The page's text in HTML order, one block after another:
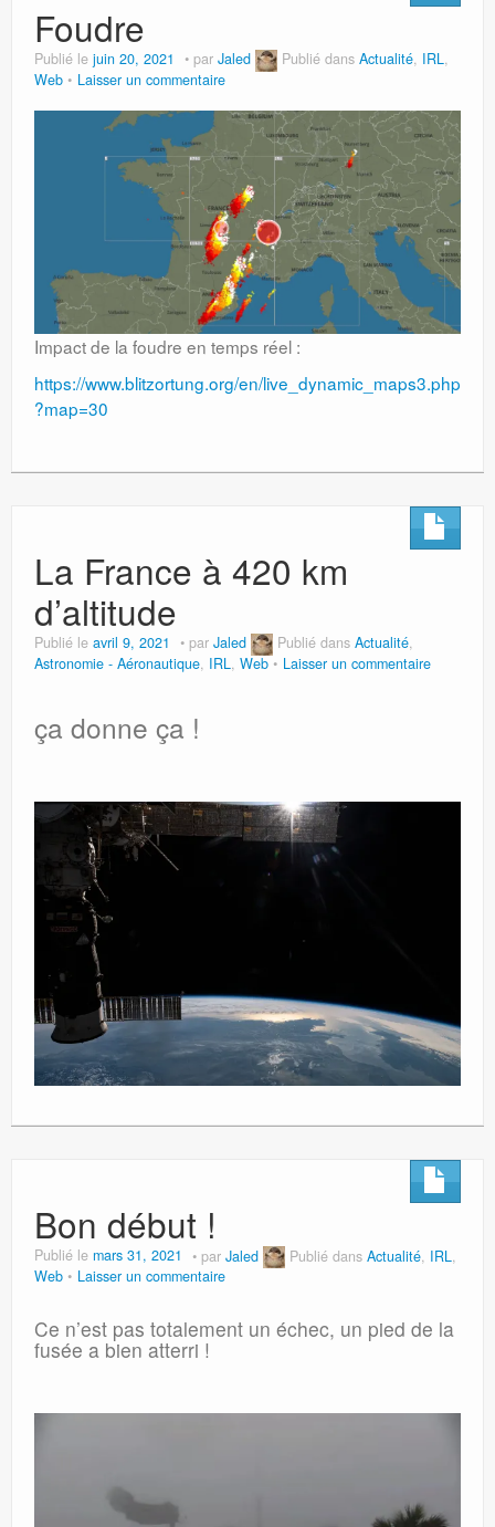
Foudre
Publié le juin 20, 2021 par Jaled Publié dans Actualité, IRL,
Web
Laisser un commentaire
Impact de la foudre en temps réel :
https://www.blitzortung.org/en/live_dynamic_maps3.php
?map=30
La France à 420 km
d’altitude
Publié le avril 9, 2021 par Jaled Publié dans Actualité,
Astronomie - Aéronautique, IRL, Web Laisser un commentaire
ça donne ça !
Bon début !
Publié le mars 31, 2021 par Jaled Publié dans Actualité, IRL,
Web
Laisser un commentaire
Ce n’est pas totalement un échec, un pied de la
fusée a bien atterri !